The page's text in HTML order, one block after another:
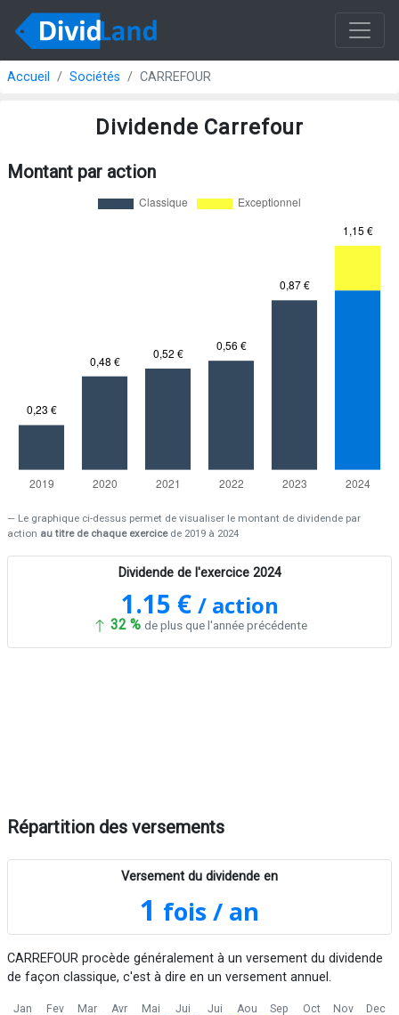
Accueil Sociétés CARREFOUR
Dividende Carrefour
Montant par action
Le graphique ci-dessus permet de visualiser le montant de dividende par
action au titre de chaque exercicede 2019 à 2024
Dividende de l'exercice 2024
1.15 € / action
32 % de plus que l'année précédente
Répartition des versements
CARREFOUR procède généralement à un versement du dividende
de façon classique, c'est à dire en un versement annuel.
Jan Fev Mar Avr Mai Jui Jui Aou Sep Oct Nov Dec
Versement du dividende en
1 fois / an